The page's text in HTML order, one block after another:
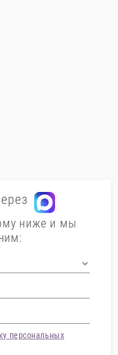
ниже и мы
персональных